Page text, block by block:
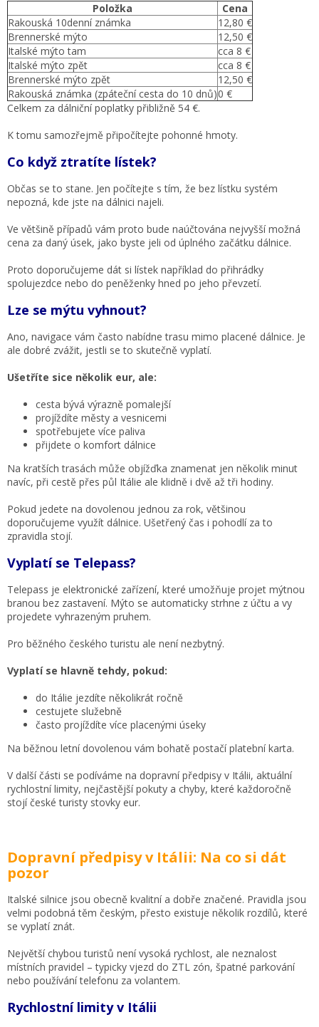
Položka
Cena
Rakouská 10denní známka
12,80 €
Brennerské mýto
12,50 €
Italské mýto tam
cca 8 €
Italské mýto zpět
cca 8 €
Brennerské mýto zpět
12,50 €
Rakouská známka (zpáteční cesta do 10 dnů)0 €
Celkem za dálniční poplatky přibližně 54 €.
K tomu samozřejmě připočítejte pohonné hmoty.
Co když ztratíte lístek?
Občas se to stane. Jen počítejte s tím, že bez lístku systém
nepozná, kde jste na dálnici najeli.
Ve většině případů vám proto bude naúčtována nejvyšší možná
cena za daný úsek, jako byste jeli od úplného začátku dálnice.
Proto doporučujeme dát si lístek například do přihrádky
spolujezdce nebo do peněženky hned po jeho převzetí.
Lze se mýtu vyhnout?
Ano, navigace vám často nabídne trasu mimo placené dálnice. Je
ale dobré zvážit, jestli se to skutečně vyplatí.
Ušetříte sice několik eur, ale:
cesta bývá výrazně pomalejší
projíždíte městy a vesnicemi
spotřebujete více paliva
přijdete o komfort dálnice
Na kratších trasách může objížďka znamenat jen několik minut
navíc, při cestě přes půl Itálie ale klidně i dvě až tři hodiny.
Pokud jedete na dovolenou jednou za rok, většinou
doporučujeme využít dálnice. Ušetřený čas i pohodlí za to
zpravidla stojí.
Vyplatí se Telepass?
Telepass je elektronické zařízení, které umožňuje projet mýtnou
branou bez zastavení. Mýto se automaticky strhne z účtu a vy
projedete vyhrazeným pruhem.
Pro běžného českého turistu ale není nezbytný.
Vyplatí se hlavně tehdy, pokud:
do Itálie jezdíte několikrát ročně
cestujete služebně
často projíždíte více placenými úseky
Na běžnou letní dovolenou vám bohatě postačí platební karta.
V další části se podíváme na dopravní předpisy v Itálii, aktuální
rychlostní limity, nejčastější pokuty a chyby, které každoročně
stojí české turisty stovky eur.
Dopravní předpisy v Itálii: Na co si dát
pozor
Italské silnice jsou obecně kvalitní a dobře značené. Pravidla jsou
velmi podobná těm českým, přesto existuje několik rozdílů, které
se vyplatí znát.
Největší chybou turistů není vysoká rychlost, ale neznalost
místních pravidel – typicky vjezd do ZTL zón, špatné parkování
nebo používání telefonu za volantem.
Rychlostní limity v Itálii